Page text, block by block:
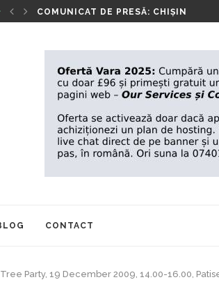
‘’ANOTIMPURILE VIETII’’-
CONTACT
Party, 19 December 2009, 14.00-16.00,